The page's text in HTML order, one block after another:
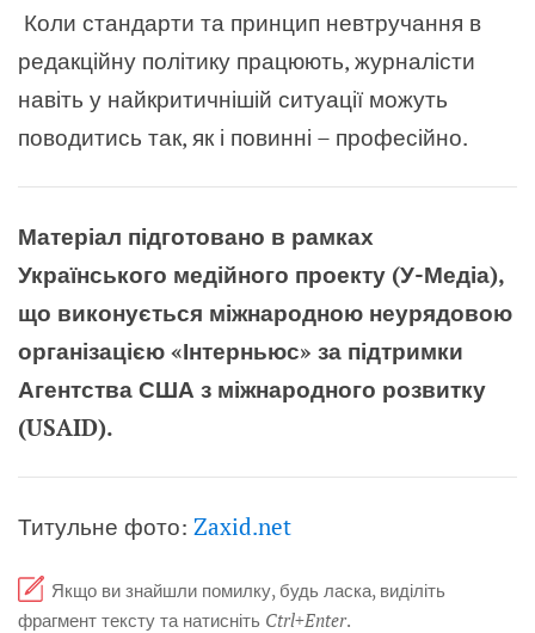
Коли стандарти та принцип невтручання в
редакційну політику працюють, журналісти
навіть у найкритичнішій ситуації можуть
поводитись так, як і повинні – професійно.
Матеріал підготовано в рамках
Українського медійного проекту (У-Медіа),
що виконується міжнародною неурядовою
організацією «Інтерньюс» за підтримки
Агентства США з міжнародного розвитку
(USAID).
Титульне фото: Zaxid.net
Якщо ви знайшли помилку, будь ласка, виділіть
фрагмент тексту та натисніть Ctrl+Enter.